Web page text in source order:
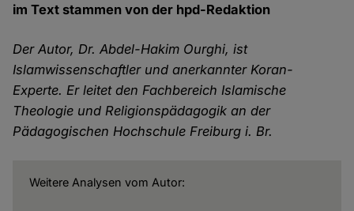
im Text stammen von der hpd-Redaktion
Der Autor, Dr. Abdel-Hakim Ourghi, ist
Islamwissenschaftler und anerkannter Koran-
Experte. Er leitet den Fachbereich Islamische
Theologie und Religionspädagogik an der
Pädagogischen Hochschule Freiburg i. Br.
Weitere Analysen vom Autor: